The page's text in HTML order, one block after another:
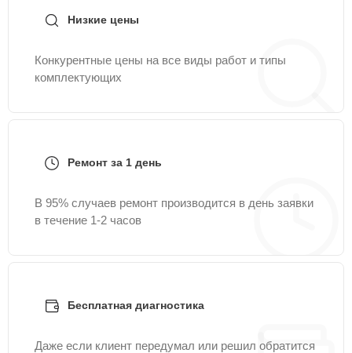
Низкие цены
Конкурентные цены на все виды работ и типы
комплектующих
Ремонт за 1 день
В 95% случаев ремонт производится в день заявки
в течение 1-2 часов
Бесплатная диагностика
Даже если клиент передумал или решил обратится